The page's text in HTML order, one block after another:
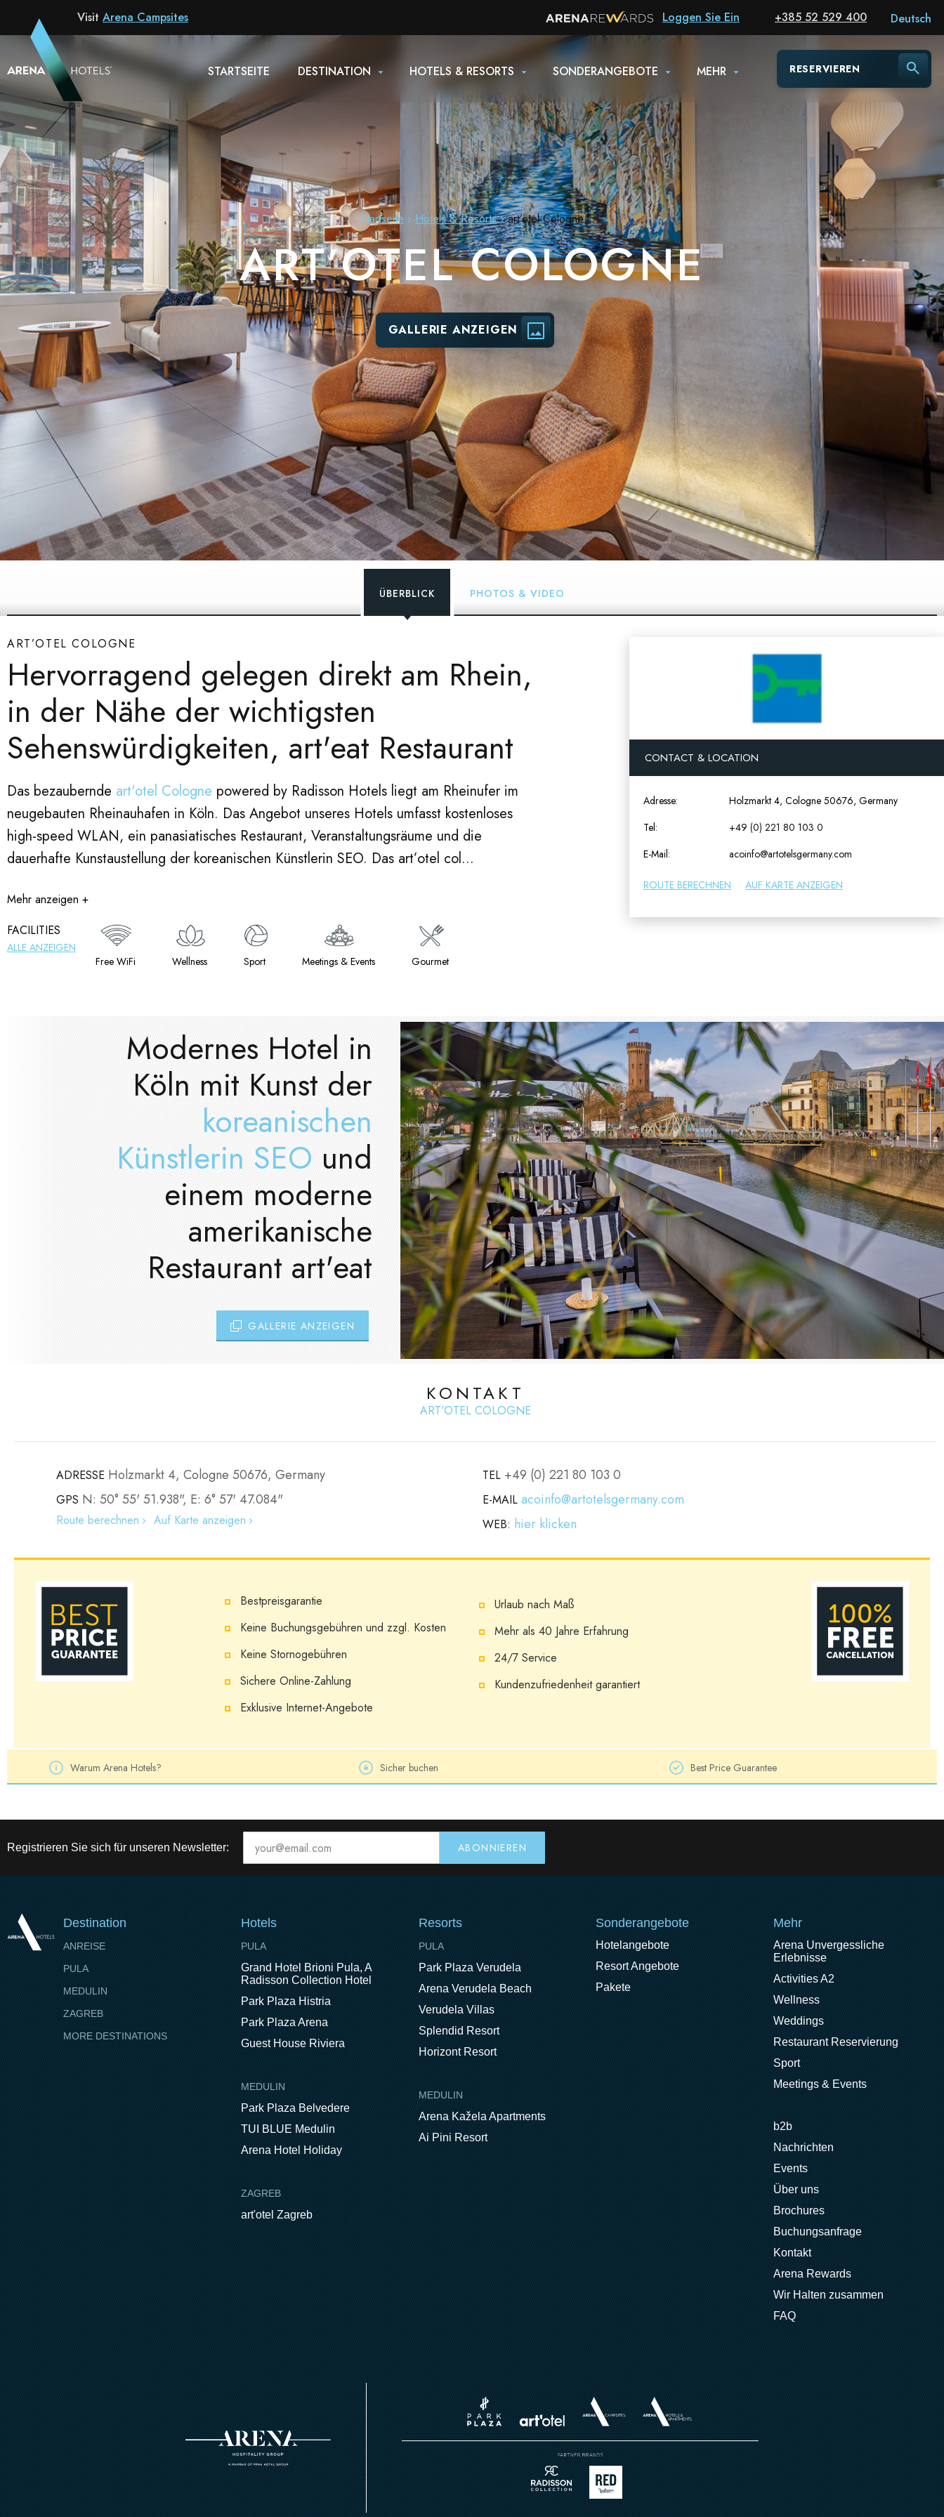
Visit Arena Campsites Loggen Sie Ein +385 52 529 400
STARTSEITE DESTINATION HOTELS & RESORTS SONDERANGEBOTE MEHR RESERVIEREN
Deutsch
Startseite Hotels & Resorts art’otel Cologne
ART’OTEL COLOGNE
GALLERIE ANZEIGEN
ÜBERBLICK PHOTOS & VIDEO
ART’OTEL COLOGNE
Hervorragend gelegen direkt am Rhein,
in der Nähe der wichtigsten
Sehenswürdigkeiten, art'eat Restaurant
Das bezaubernde art'otel Cologne powered by Radisson Hotels liegt am Rheinufer im
neugebauten Rheinauhafen in Köln. Das Angebot unseres Hotels umfasst kostenloses
high-speed WLAN, ein panasiatisches Restaurant, Veranstaltungsräume und die
dauerhafte Kunstaustellung der koreanischen Künstlerin SEO. Das art’otel col...
Mehr anzeigen +
FACILITIES
ALLE ANZEIGEN
Free WiFi
Wellness Sport Meetings & Events Gourmet
CONTACT & LOCATION
Adresse:
Holzmarkt 4, Cologne 50676, Germany
Tel:
+49 (0) 221 80 103 0
E-Mail:
acoinfo@artotelsgermany.com
ROUTE BERECHNEN AUF KARTE ANZEIGEN
Modernes Hotel in
Köln mit Kunst der
koreanischen
Künstlerin SEO und
einem moderne
amerikanische
Restaurant art'eat
GALLERIE ANZEIGEN
KONTAKT
ART’OTEL COLOGNE
ADRESSE Holzmarkt 4, Cologne 50676, Germany
GPS N: 50° 55' 51.938", E: 6° 57' 47.084"
Route berechnen Auf Karte anzeigen
TEL +49 (0) 221 80 103 0
E-MAIL acoinfo@artotelsgermany.com
WEB: hier klicken
Bestpreisgarantie
Keine Buchungsgebühren und zzgl. Kosten
Keine Stornogebühren
Sichere Online-Zahlung
Exklusive Internet-Angebote
Urlaub nach Maß
Mehr als 40 Jahre Erfahrung
24/7 Service
Kundenzufriedenheit garantiert
Warum Arena Hotels? Sicher buchen Best Price Guarantee
Registrieren Sie sich für unseren Newsletter:
Destination
ANREISE
PULA
MEDULIN
ZAGREB
MORE DESTINATIONS
Hotels
PULA
Grand Hotel Brioni Pula, A
Radisson Collection Hotel
Park Plaza Histria
Park Plaza Arena
Guest House Riviera
MEDULIN
Park Plaza Belvedere
TUI BLUE Medulin
Arena Hotel Holiday
ZAGREB
art'otel Zagreb
Resorts
PULA
Park Plaza Verudela
Arena Verudela Beach
Verudela Villas
Splendid Resort
Horizont Resort
MEDULIN
Arena Kažela Apartments
Ai Pini Resort
Sonderangebote
Hotelangebote
Resort Angebote
Pakete
Mehr
Arena Unvergessliche
Erlebnisse
Activities A2
Wellness
Weddings
Restaurant Reservierung
Sport
Meetings & Events
b2b
Nachrichten
Events
Über uns
Brochures
Buchungsanfrage
Kontakt
Arena Rewards
Wir Halten zusammen
FAQ